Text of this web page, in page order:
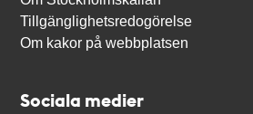
Tillgänglighetsredogörelse
Om kakor på webbplatsen
Sociala medier